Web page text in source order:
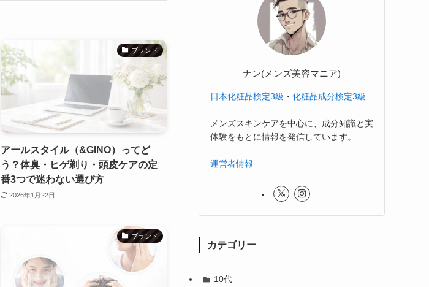
ブランド
アールスタイル（&GINO）ってど
う？体臭・ヒゲ剃り・頭皮ケアの定
番3つで迷わない選び方
2026年1月22日
ブランド
ナン(メンズ美容マニア)
日本化粧品検定3級 ・ 化粧品成分検定3級
メンズスキンケアを中心に、成分知識と実
体験をもとに情報を発信しています。
運営者情報
カテゴリー
10代